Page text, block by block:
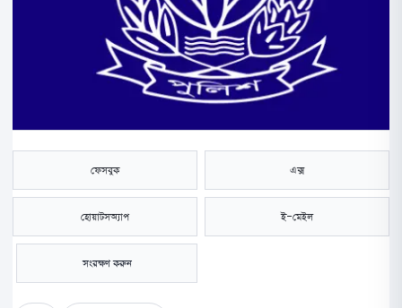
ফেসবুক এক্স
হোয়াটসঅ্যাপ ই-মেইল
সংরক্ষণ করুন